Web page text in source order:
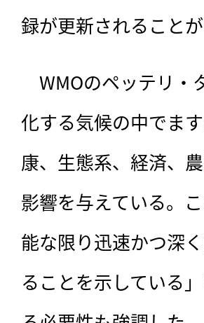
録が更新されること
WMOのペッテリ・
化する気候の中でま
康、生態系、経済、
影響を与えている。
能な限り迅速かつ深
ることを示している